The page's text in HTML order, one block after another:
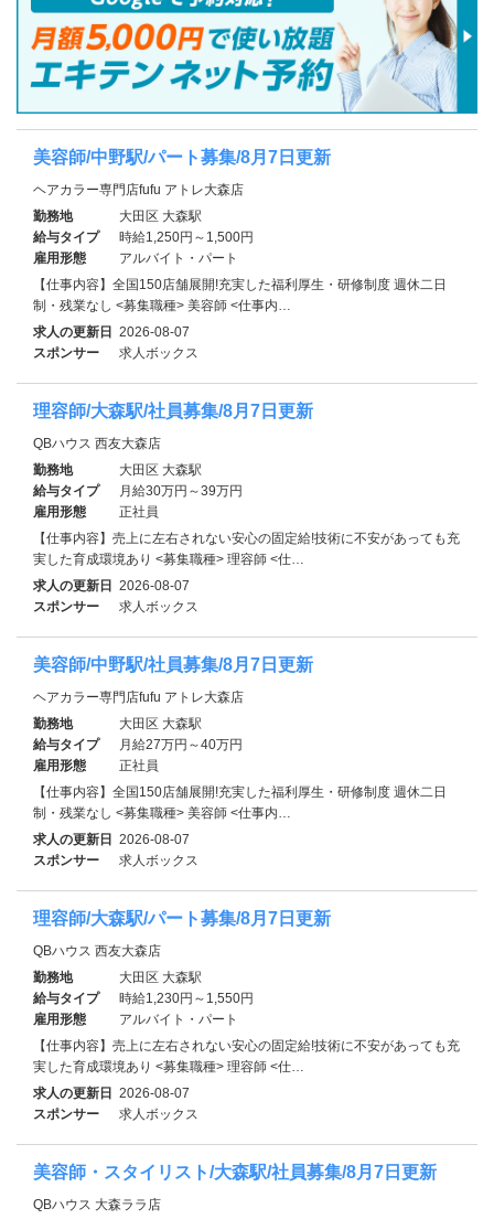
美容師/中野駅/パート募集/8月7日更新
ヘアカラー専門店fufu アトレ大森店
勤務地
大田区 大森駅
給与タイプ
時給1,250円～1,500円
雇用形態
アルバイト・パート
【仕事内容】全国150店舗展開!充実した福利厚生・研修制度 週休二日
制・残業なし <募集職種> 美容師 <仕事内…
求人の更新日 2026-08-07
スポンサー
求人ボックス
理容師/大森駅/社員募集/8月7日更新
QBハウス 西友大森店
勤務地
大田区 大森駅
給与タイプ
月給30万円～39万円
雇用形態
正社員
【仕事内容】売上に左右されない安心の固定給!技術に不安があっても充
実した育成環境あり <募集職種> 理容師 <仕…
求人の更新日 2026-08-07
スポンサー
求人ボックス
美容師/中野駅/社員募集/8月7日更新
ヘアカラー専門店fufu アトレ大森店
勤務地
大田区 大森駅
給与タイプ
月給27万円～40万円
雇用形態
正社員
【仕事内容】全国150店舗展開!充実した福利厚生・研修制度 週休二日
制・残業なし <募集職種> 美容師 <仕事内…
求人の更新日 2026-08-07
スポンサー
求人ボックス
理容師/大森駅/パート募集/8月7日更新
QBハウス 西友大森店
勤務地
大田区 大森駅
給与タイプ
時給1,230円～1,550円
雇用形態
アルバイト・パート
【仕事内容】売上に左右されない安心の固定給!技術に不安があっても充
実した育成環境あり <募集職種> 理容師 <仕…
求人の更新日 2026-08-07
スポンサー
求人ボックス
美容師・スタイリスト/大森駅/社員募集/8月7日更新
QBハウス 大森ララ店